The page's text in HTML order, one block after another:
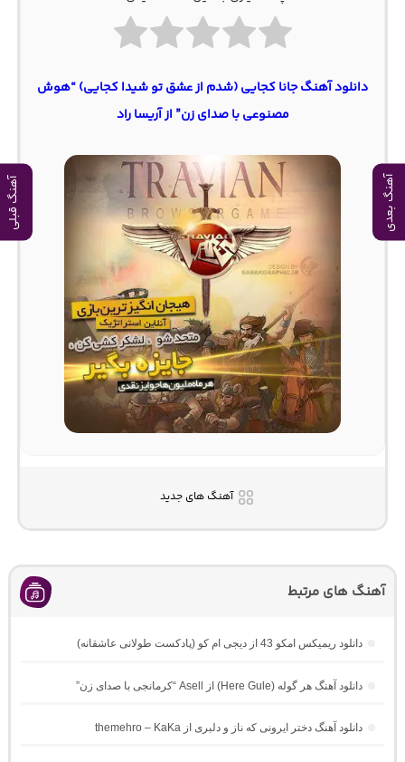
آهنگ بعدی آهنگ قبلی
دانلود آهنگ جانا کجایی (شدم از عشق تو شیدا کجایی) “هوش
مصنوعی با صدای زن” از آریسا راد
آهنگ های جدید
آهنگ های مرتبط
دانلود ریمیکس امکو 43 از دیجی ام کو (پادکست طولانی عاشقانه)
دانلود آهنگ هر گوله (Here Gule) از Asell “کرمانجی با صدای زن”
دانلود آهنگ دختر ایرونی که ناز و دلبری از themehro – KaKa